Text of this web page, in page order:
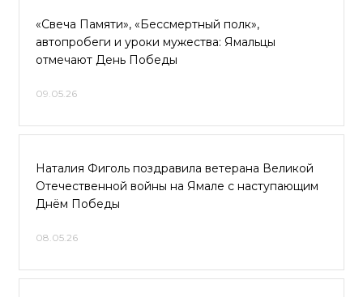
«Свеча Памяти», «Бессмертный полк»,
автопробеги и уроки мужества: Ямальцы
отмечают День Победы
09.05.26
Наталия Фиголь поздравила ветерана Великой
Отечественной войны на Ямале с наступающим
Днём Победы
08.05.26